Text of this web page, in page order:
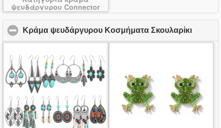
ψευδάργυρου Connector
Κράμα ψευδάργυρου Κοσμήματα Σκουλαρίκι